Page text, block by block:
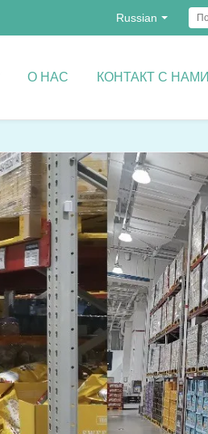
Russian
О НАС КОНТАКТ С НАМИ